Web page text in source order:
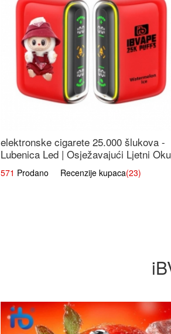
elektronske cigarete 25.000 šlukova -
Lubenica Led | Osježavajući Ljetni
571 Prodano Recenzije kupaca(23)